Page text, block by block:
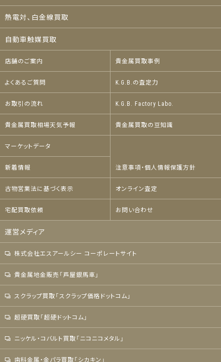
熱電対、白金線買取
自動車触媒買取
店舗のご案内 貴金属買取事例
よくあるご質問 K.G.B.の査定力
お取引の流れ K.G.B. Factory Labo.
貴金属買取相場天気予報 貴金属買取の豆知識
マーケットデータ
新着情報 注意事項・個人情報保護方針
古物営業法に基づく表示 オンライン査定
宅配買取依頼 お問い合わせ
運営メディア
株式会社エスアールシー コーポレートサイト
貴金属地金販売「芦屋銀馬車」
スクラップ買取「スクラップ価格ドットコム」
超硬買取「超硬ドットコム」
ニッケル・コバルト買取「ニコニコメタル」
歯科金属・金パラ買取「シカキン」